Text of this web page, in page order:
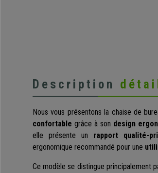
Description
Nous vous présentons la chaise de
confortable grâce à son design
elle présente un rapport qualité-
ergonomique recommandé pour une
Ce modèle se distingue principalement